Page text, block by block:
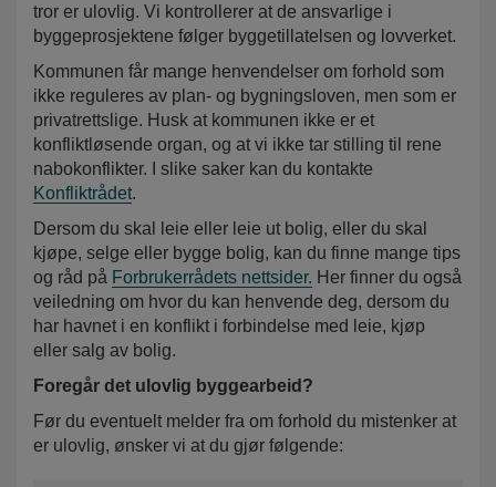
tror er ulovlig. Vi kontrollerer at de ansvarlige i
byggeprosjektene følger byggetillatelsen og lovverket.
Kommunen får mange henvendelser om forhold som
ikke reguleres av plan- og bygningsloven, men som er
privatrettslige. Husk at kommunen ikke er et
konfliktløsende organ, og at vi ikke tar stilling til rene
nabokonflikter. I slike saker kan du kontakte
Konfliktrådet.
Dersom du skal leie eller leie ut bolig, eller du skal
kjøpe, selge eller bygge bolig, kan du finne mange tips
og råd på Forbrukerrådets nettsider. Her finner du også
veiledning om hvor du kan henvende deg, dersom du
har havnet i en konflikt i forbindelse med leie, kjøp
eller salg av bolig.
Foregår det ulovlig byggearbeid?
Før du eventuelt melder fra om forhold du mistenker at
er ulovlig, ønsker vi at du gjør følgende: